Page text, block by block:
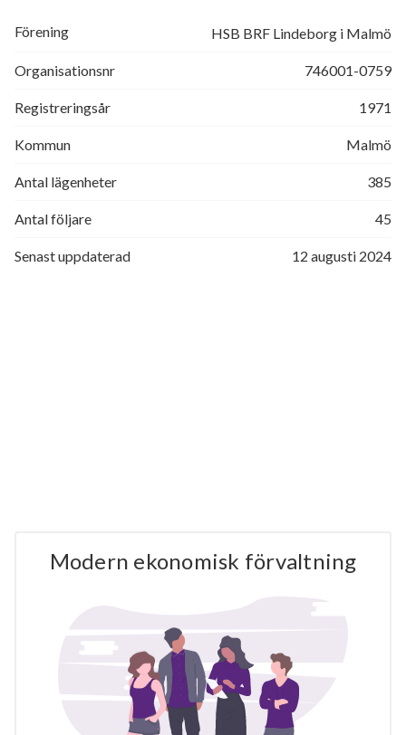
Förening HSB BRF Lindeborg i Malmö
Organisationsnr 746001-0759
Registreringsår 1971
Kommun Malmö
Antal lägenheter 385
Antal följare 45
Senast uppdaterad 12 augusti 2024
Modern ekonomisk förvaltning